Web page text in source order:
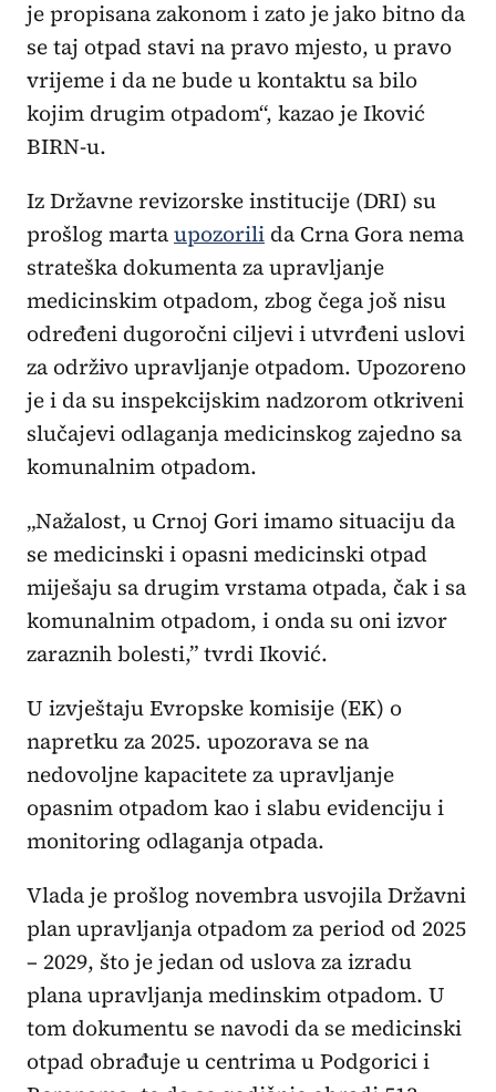
je propisana zakonom i zato je jako bitno da
se taj otpad stavi na pravo mjesto, u pravo
vrijeme i da ne bude u kontaktu sa bilo
kojim drugim otpadom“, kazao je Iković
BIRN-u.
Iz Državne revizorske institucije (DRI) su
prošlog martaupozorili da Crna Gora nema
strateška dokumenta za upravljanje
medicinskim otpadom, zbog čega još nisu
određeni dugoročni ciljevi i utvrđeni uslovi
za održivo upravljanje otpadom. Upozoreno
je i da su inspekcijskim nadzorom otkriveni
slučajevi odlaganja medicinskog zajedno sa
komunalnim otpadom.
„Nažalost, u Crnoj Gori imamo situaciju da
se medicinski i opasni medicinski otpad
miješaju sa drugim vrstama otpada, čak i sa
komunalnim otpadom, i onda su oni izvor
zaraznih bolesti,” tvrdi Iković.
U izvještaju Evropske komisije (EK) o
napretku za 2025. upozorava se na
nedovoljne kapacitete za upravljanje
opasnim otpadom kao i slabu evidenciju i
monitoring odlaganja otpada.
Vlada je prošlog novembra usvojila Državni
plan upravljanja otpadom za period od 2025
– 2029, što je jedan od uslova za izradu
plana upravljanja medinskim otpadom. U
tom dokumentu se navodi da se medicinski
otpad obrađuje u centrima u Podgorici i